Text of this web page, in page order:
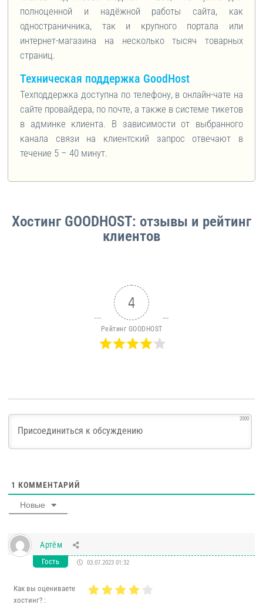
полноценной и надёжной работы сайта, как
одностраничника, так и крупного портала или
интернет-магазина на несколько тысяч товарных
страниц.
Техническая поддержка GoodHost
Техподдержка доступна по телефону, в онлайн-чате на
сайте провайдера, по почте, а также в системе тикетов
в админке клиента. В зависимости от выбранного
канала связи на клиентский запрос отвечают в
течение 5 – 40 минут.
Хостинг GOODHOST: отзывы и рейтинг
клиентов
4
Рейтинг GOODHOST
2000
1 КОММЕНТАРИЙ
Новые
Артём
Гость 03.07.2023 01:32
Как вы оцениваете
хостинг? :